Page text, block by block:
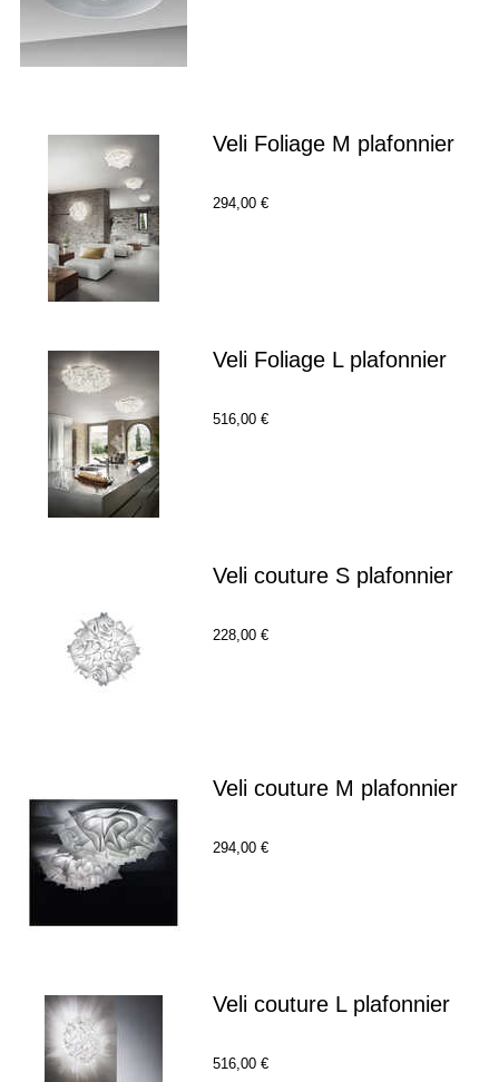
Veli Foliage M plafonnier
294,00 €
Veli Foliage L plafonnier
516,00 €
Veli couture S plafonnier
228,00 €
Veli couture M plafonnier
294,00 €
Veli couture L plafonnier
516,00 €